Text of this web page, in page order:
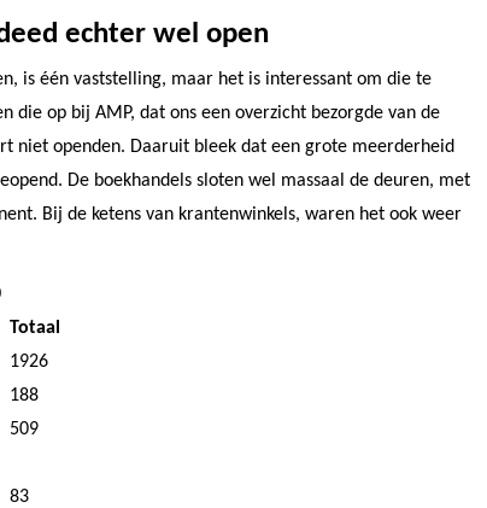
echter wel open
is één vaststelling, maar het is interessant om die te
die op bij AMP, dat ons een overzicht bezorgde van de
niet openden. Daaruit bleek dat een grote meerderheid
De boekhandels sloten wel massaal de deuren, met
Bij de ketens van krantenwinkels, waren het ook weer
Totaal
1926
188
509
83